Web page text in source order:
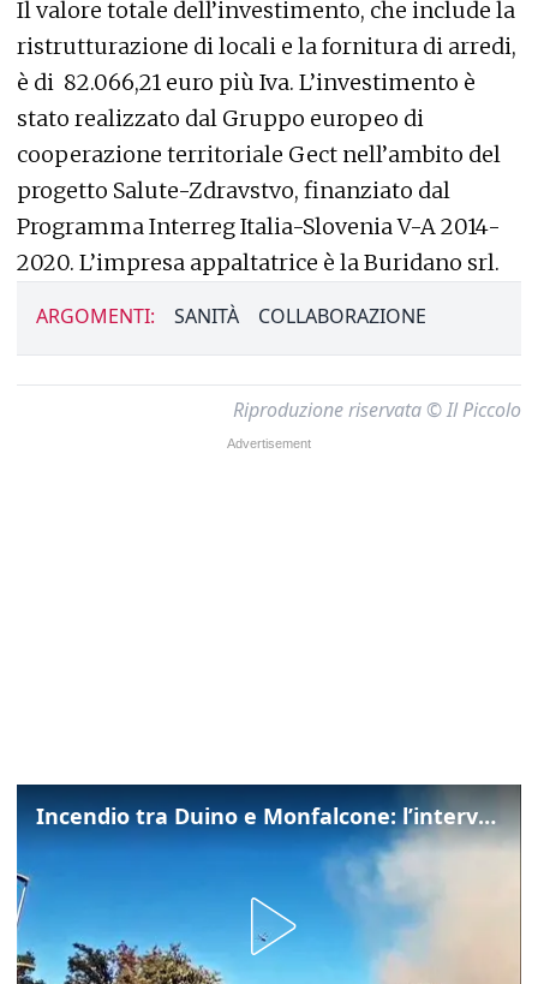
Il valore totale dell’investimento, che include la
ristrutturazione di locali e la fornitura di arredi,
è di 82.066,21 euro più Iva. L’investimento è
stato realizzato dal Gruppo europeo di
cooperazione territoriale Gect nell’ambito del
progetto Salute-Zdravstvo, finanziato dal
Programma Interreg Italia-Slovenia V-A 2014-
2020. L’impresa appaltatrice è la Buridano srl.
ARGOMENTI: SANITÀ COLLABORAZIONE
Riproduzione riservata © Il Piccolo
Incendio tra Duino e Monfalcone: l’intervento dei vigili del fuoco